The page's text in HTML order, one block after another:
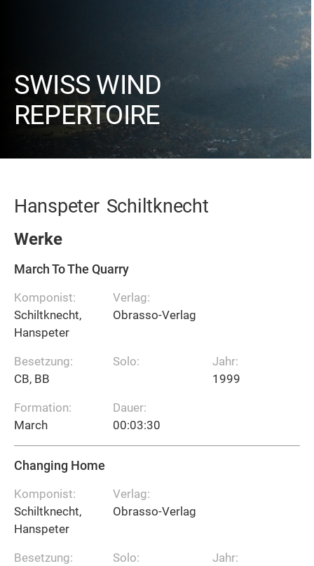
SWISS WIND
REPERTOIRE
Hanspeter Schiltknecht
Werke
March To The Quarry
Komponist:
Schiltknecht,
Hanspeter
Besetzung:
CB, BB
Formation:
March
Verlag:
Obrasso-Verlag
Solo:
Dauer:
00:03:30
Jahr:
1999
Changing Home
Komponist:
Schiltknecht,
Hanspeter
Besetzung:
Verlag:
Obrasso-Verlag
Solo:
Jahr: